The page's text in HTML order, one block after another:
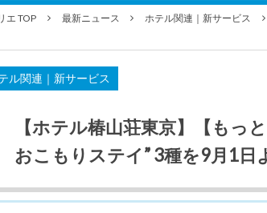
エ TOP 最新ニュース ホテル関連｜新サービス
ル関連｜新サービス
【ホテル椿山荘東京】【もっ
おこもりステイ” 3種を9月1日